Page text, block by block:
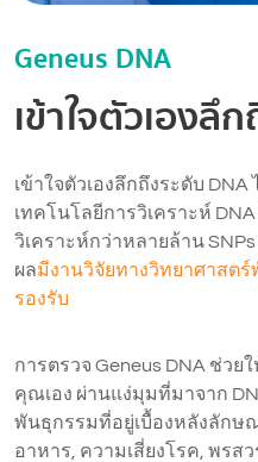
Geneus DNA
เข้าใจตัวเองลึ
เข้าใจตัวเองลึกถึงระดับ DNA
เทคโนโลยีการวิเคราะห์
วิเคราะห์กว่าหลายล้าน
ผลมีงานวิจัยทางวิทยาศาสต
รองรับ
การตรวจ Geneus DNA ช่ว
คุณเอง ผ่านแง่มุมที่มาจาก
พันธุกรรมที่อยู่เบื้องหลังลักษ
อาหาร, ความเสี่ยงโรค, พรส